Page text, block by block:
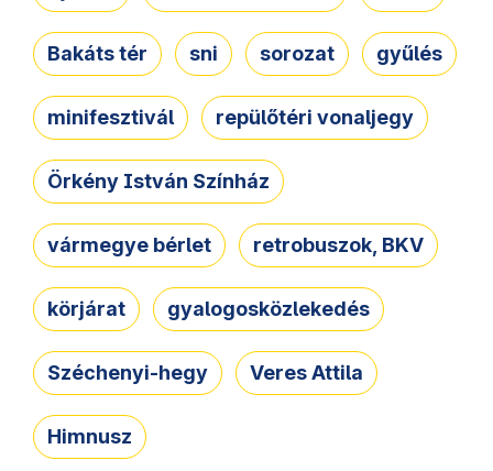
Bakáts tér sni sorozat gyűlés
minifesztivál repülőtéri vonaljegy
Örkény István Színház
vármegye bérlet retrobuszok, BKV
körjárat gyalogosközlekedés
Széchenyi-hegy Veres Attila
Himnusz